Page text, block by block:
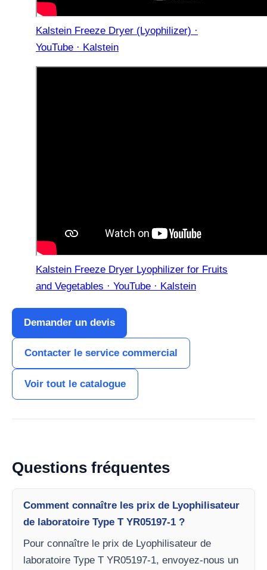
Kalstein Freeze Dryer (Lyophilizer) ·
YouTube · Kalstein
Kalstein Freeze Dryer Lyophilizer for Fruits
and Vegetables · YouTube · Kalstein
Demander un devis
Contacter le service commercial
Voir tout le catalogue
Questions fréquentes
Comment connaître les prix de Lyophilisateur
de laboratoire Type T YR05197-1 ?
Pour connaître le prix de Lyophilisateur de
laboratoire Type T YR05197-1, envoyez-nous un